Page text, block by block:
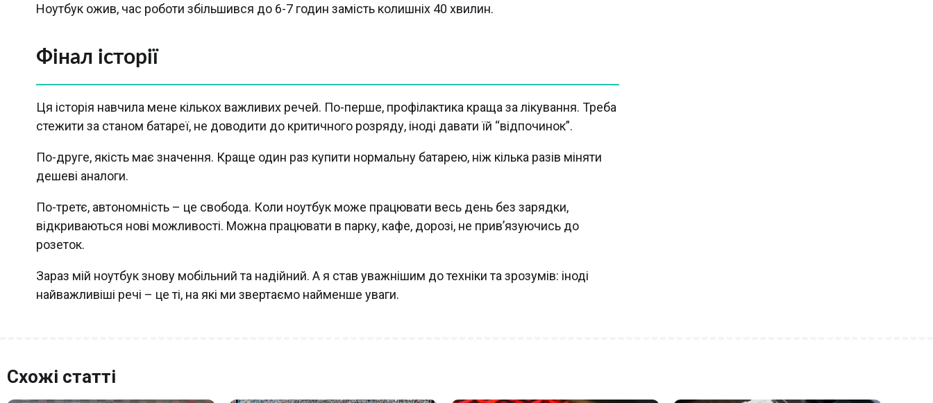
Ноутбук ожив, час роботи збільшився до 6-7 годин замість колишніх 40 хвилин.
Фінал історії
Ця історія навчила мене кількох важливих речей. По-перше, профілактика краща за лікування. Треба
стежити за станом батареї, не доводити до критичного розряду, іноді давати їй “відпочинок”.
По-друге, якість має значення. Краще один раз купити нормальну батарею, ніж кілька разів міняти
дешеві аналоги.
По-третє, автономність – це свобода. Коли ноутбук може працювати весь день без зарядки,
відкриваються нові можливості. Можна працювати в парку, кафе, дорозі, не прив’язуючись до
розеток.
Зараз мій ноутбук знову мобільний та надійний. А я став уважнішим до техніки та зрозумів: іноді
найважливіші речі – це ті, на які ми звертаємо найменше уваги.
Схожі статті